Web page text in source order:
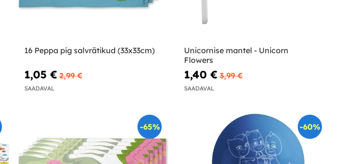
16 Peppa pig salvrätikud (33x33cm)
1,05 € 2,99 €
SAADAVAL
Unicornise mantel - Unicorn
Flowers
1,40 € 3,99 €
SAADAVAL
-65% -60%